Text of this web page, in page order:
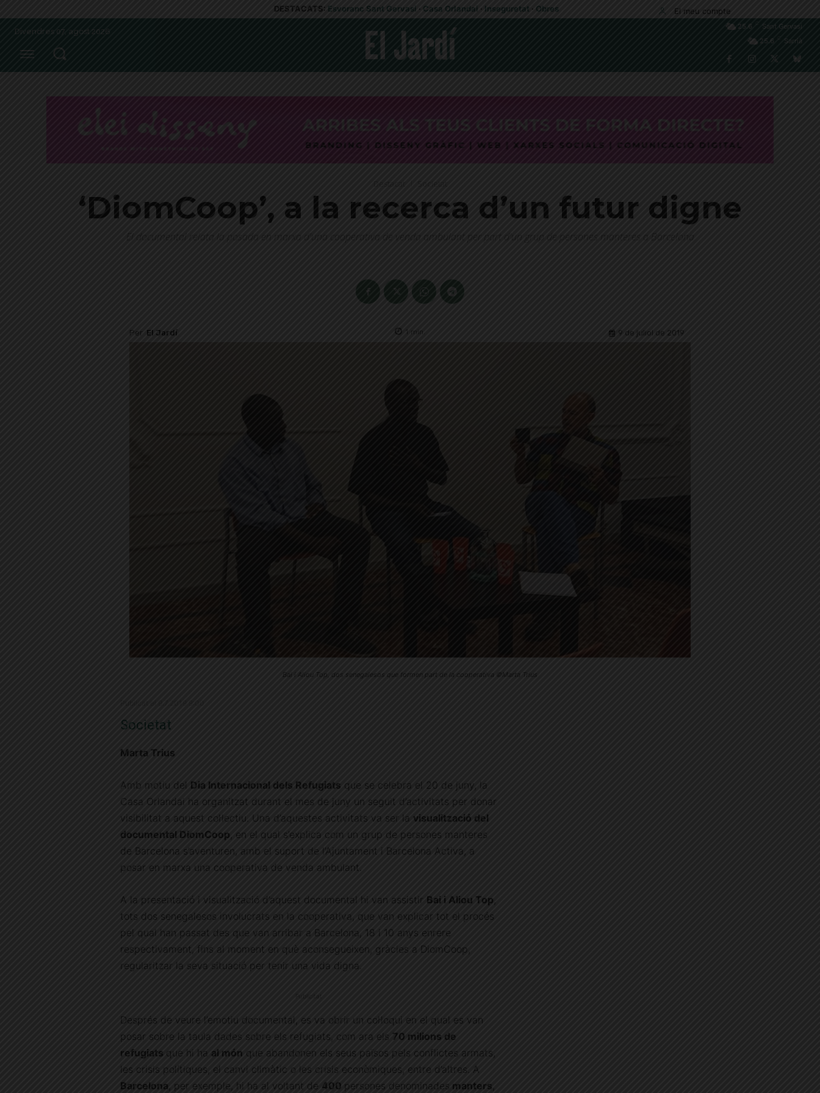
DESTACATS: Esvoranc Sant Gervasi · Casa Orlandai · Inseguretat · Obres El meu compte
Divendres 07, agost 2026
25.6
Sant Gervasi
25.6
Sarrià
‘DiomCoop’, a la recerca d’un futur digne
El documental relata la posada en marxa d'una cooperativa de venda ambulant per part d'un grup de persones manteres a Barcelona
Per El Jardí 1 min. 9 de juliol de 2019
Bai i Aliou Top, dos senegalesos que formen part de la cooperativa ©Marta Trius
Societat
Marta Trius
Amb motiu del Dia Internacional dels Refugiats que se celebra el 20 de juny, la
Casa Orlandai ha organitzat durant el mes de juny un seguit d’activitats per donar
visibilitat a aquest col·lectiu. Una d’aquestes activitats va ser la visualització del
documental DiomCoop, en el qual s’explica com un grup de persones manteres
de Barcelona s’aventuren, amb el suport de l’Ajuntament i Barcelona Activa, a
posar en marxa una cooperativa de venda ambulant.
A la presentació i visualització d’aquest documental hi van assistir Bai i Aliou Top
tots dos senegalesos involucrats en la cooperativa, que van explicar tot el procés
pel qual han passat des que van arribar a Barcelona, 18 i 10 anys enrere
respectivament, fins al moment en què aconsegueixen, gràcies a DiomCoop,
regularitzar la seva situació per tenir una vida digna.
Després de veure l’emotiu documental, es va obrir un col·loqui en el qual es van
posar sobre la taula dades sobre els refugiats, com ara els 70 milions de
refugiats que hi ha al món que abandonen els seus països pels conflictes armats,
les crisis polítiques, el canvi climàtic o les crisis econòmiques, entre d’altres. A
Barcelona, per exemple, hi ha al voltant de 400 persones denominades manters,